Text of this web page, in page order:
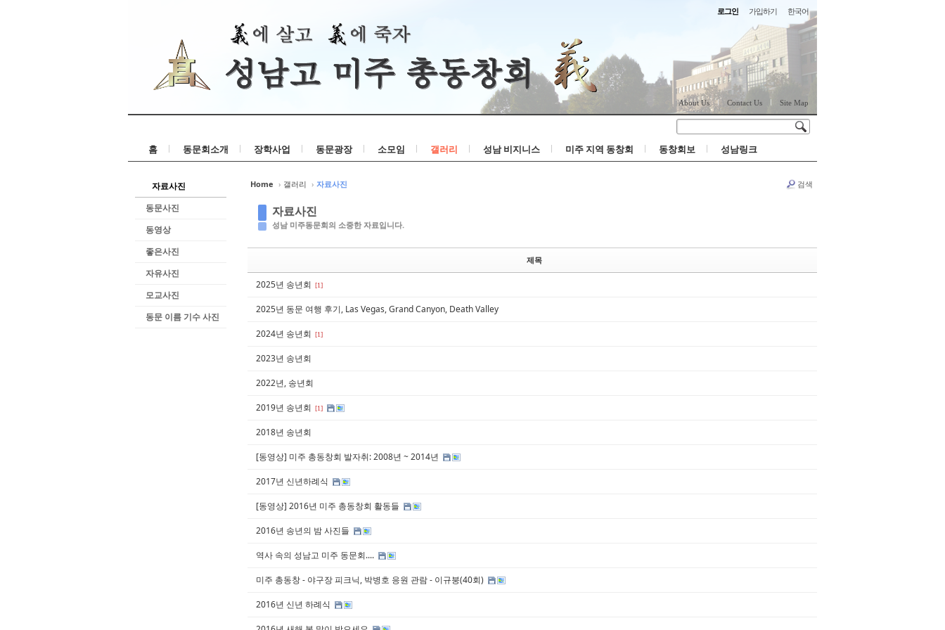
로그인 가입하기 한국어
About Us Contact Us Site Map
홈 동문회소개 장학사업 동문광장 소모임 갤러리 성남 비지니스 미주 지역 동창회 동창회보 성남링크
자료사진
동문사진
동영상
좋은사진
자유사진
모교사진
동문 이름 기수 사진
Home › 갤러리 › 자료사진 검색
자료사진
성남 미주동문회의 소중한 자료입니다.
제목
2025년 송년회 [1]
2025년 동문 여행 후기, Las Vegas, Grand Canyon, Death Valley
2024년 송년회 [1]
2023년 송년회
2022년, 송년회
2019년 송년회 [1]
2018년 송년회
[동영상] 미주 총동창회 발자취: 2008년 ~ 2014년
2017년 신년하례식
[동영상] 2016년 미주 총동창회 활동들
2016년 송년의 밤 사진들
역사 속의 성남고 미주 동문회....
미주 총동창 - 야구장 피크닉, 박병호 응원 관람 - 이규붕(40회)
2016년 신년 하례식